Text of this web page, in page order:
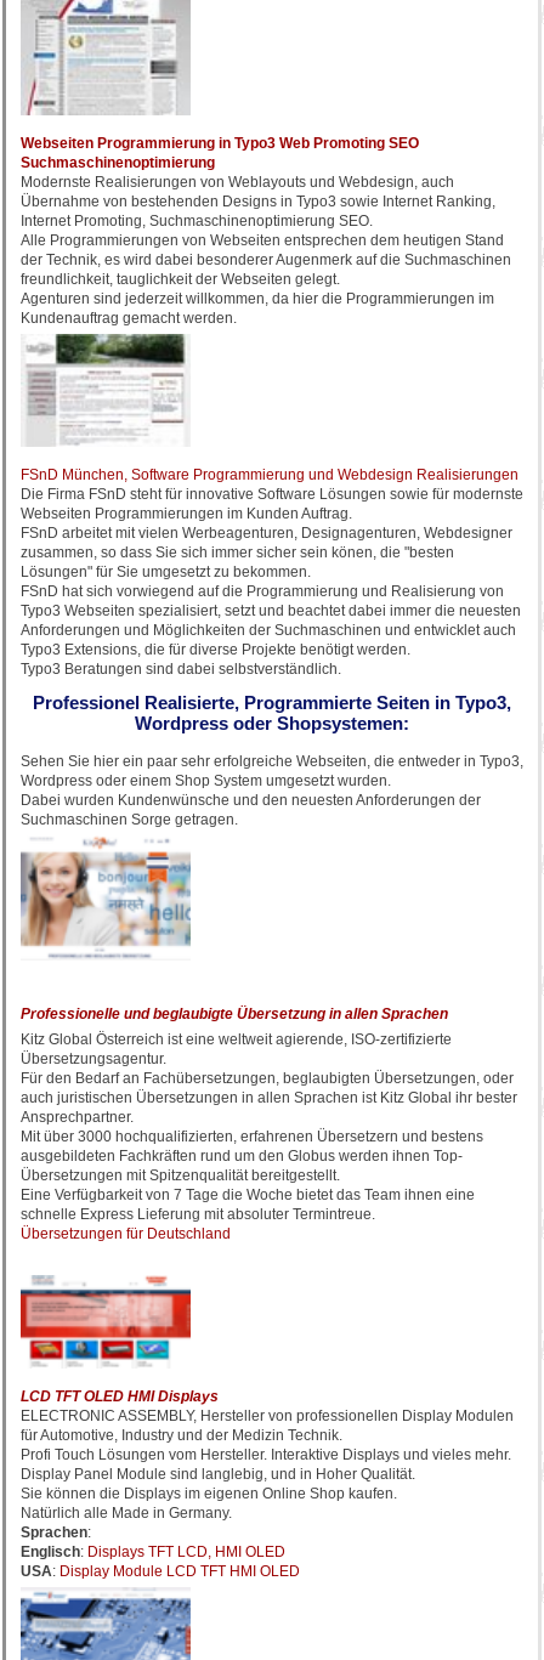
Webseiten Programmierung in Typo3 Web Promoting SEO
Suchmaschinenoptimierung
Modernste Realisierungen von Weblayouts und Webdesign, auch
Übernahme von bestehenden Designs in Typo3 sowie Internet Ranking,
Internet Promoting, Suchmaschinenoptimierung SEO.
Alle Programmierungen von Webseiten entsprechen dem heutigen Stand
der Technik, es wird dabei besonderer Augenmerk auf die Suchmaschinen
freundlichkeit, tauglichkeit der Webseiten gelegt.
Agenturen sind jederzeit willkommen, da hier die Programmierungen im
Kundenauftrag gemacht werden.
FSnD München, Software Programmierung und Webdesign Realisierungen
Die Firma FSnD steht für innovative Software Lösungen sowie für modernste
Webseiten Programmierungen im Kunden Auftrag.
FSnD arbeitet mit vielen Werbeagenturen, Designagenturen, Webdesigner
zusammen, so dass Sie sich immer sicher sein könen, die "besten
Lösungen" für Sie umgesetzt zu bekommen.
FSnD hat sich vorwiegend auf die Programmierung und Realisierung von
Typo3 Webseiten spezialisiert, setzt und beachtet dabei immer die neuesten
Anforderungen und Möglichkeiten der Suchmaschinen und entwicklet auch
Typo3 Extensions, die für diverse Projekte benötigt werden.
Typo3 Beratungen sind dabei selbstverständlich.
Professionel Realisierte, Programmierte Seiten in Typo3,
Wordpress oder Shopsystemen:
Sehen Sie hier ein paar sehr erfolgreiche Webseiten, die entweder in Typo3,
Wordpress oder einem Shop System umgesetzt wurden.
Dabei wurden Kundenwünsche und den neuesten Anforderungen der
Suchmaschinen Sorge getragen.
Professionelle und beglaubigte Übersetzung in allen Sprachen
Kitz Global Österreich ist eine weltweit agierende, ISO-zertifizierte
Übersetzungsagentur.
Für den Bedarf an Fachübersetzungen, beglaubigten Übersetzungen, oder
auch juristischen Übersetzungen in allen Sprachen ist Kitz Global ihr bester
Ansprechpartner.
Mit über 3000 hochqualifizierten, erfahrenen Übersetzern und bestens
ausgebildeten Fachkräften rund um den Globus werden ihnen Top-
Übersetzungen mit Spitzenqualität bereitgestellt.
Eine Verfügbarkeit von 7 Tage die Woche bietet das Team ihnen eine
schnelle Express Lieferung mit absoluter Termintreue.
Übersetzungen für Deutschland
LCD TFT OLED HMI Displays
ELECTRONIC ASSEMBLY, Hersteller von professionellen Display Modulen
für Automotive, Industry und der Medizin Technik.
Profi Touch Lösungen vom Hersteller. Interaktive Displays und vieles mehr.
Display Panel Module sind langlebig, und in Hoher Qualität.
Sie können die Displays im eigenen Online Shop kaufen.
Natürlich alle Made in Germany.
Sprachen:
Englisch: Displays TFT LCD, HMI OLED
USA: Display Module LCD TFT HMI OLED